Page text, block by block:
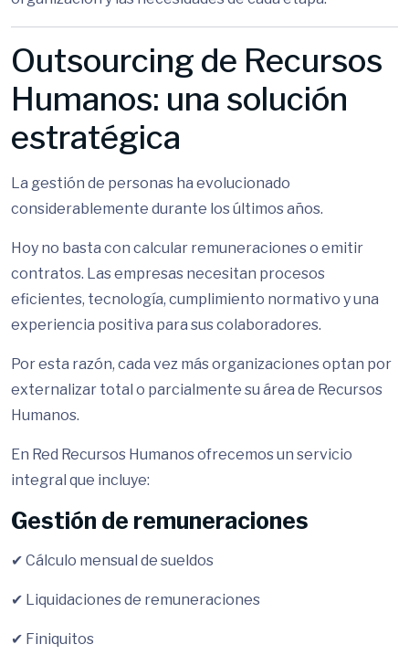
Outsourcing de Recursos
Humanos: una solución
estratégica
La gestión de personas ha evolucionado
considerablemente durante los últimos años.
Hoy no basta con calcular remuneraciones o emitir
contratos. Las empresas necesitan procesos
eficientes, tecnología, cumplimiento normativo y una
experiencia positiva para sus colaboradores.
Por esta razón, cada vez más organizaciones optan por
externalizar total o parcialmente su área de Recursos
Humanos.
En Red Recursos Humanos ofrecemos un servicio
integral que incluye:
Gestión de remuneraciones
✔ Cálculo mensual de sueldos
✔ Liquidaciones de remuneraciones
✔ Finiquitos